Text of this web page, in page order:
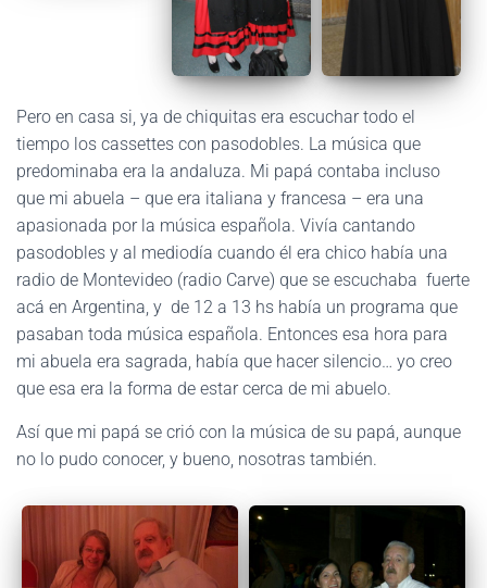
Pero en casa si, ya de chiquitas era escuchar todo el
tiempo los cassettes con pasodobles. La música que
predominaba era la andaluza. Mi papá contaba incluso
que mi abuela – que era italiana y francesa – era una
apasionada por la música española. Vivía cantando
pasodobles y al mediodía cuando él era chico había una
radio de Montevideo (radio Carve) que se escuchaba fuerte
acá en Argentina, y de 12 a 13 hs había un programa que
pasaban toda música española. Entonces esa hora para
mi abuela era sagrada, había que hacer silencio… yo creo
que esa era la forma de estar cerca de mi abuelo.
Así que mi papá se crió con la música de su papá, aunque
no lo pudo conocer, y bueno, nosotras también.